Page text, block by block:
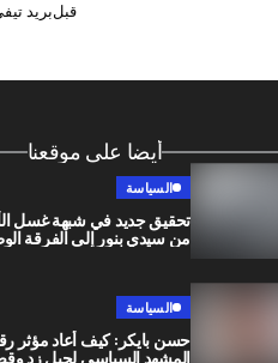
قبلبريد
أيضا على موقعنا
السياسة
تحقيق جديد في شبهة غسل
من سيدي بنور إلى الفرقة
السياسة
حسن بايكر: كيف أعاد مؤثر
المشهد السياسي لجيل زد